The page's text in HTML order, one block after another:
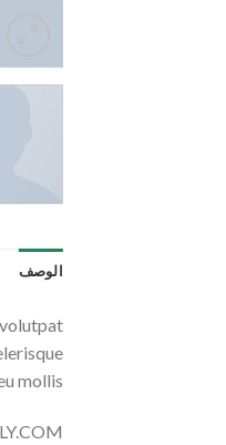
الوصف
mollis.